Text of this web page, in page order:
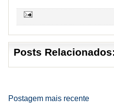
Posts
Postagem mais recente